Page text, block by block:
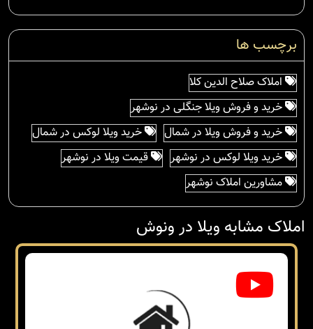
برچسب ها
املاک صلاح الدین کلا
خرید و فروش ویلا جنگلی در نوشهر
خرید و فروش ویلا در شمال
خرید ویلا لوکس در شمال
خرید ویلا لوکس در نوشهر
قیمت ویلا در نوشهر
مشاورین املاک نوشهر
املاک مشابه ویلا در ونوش